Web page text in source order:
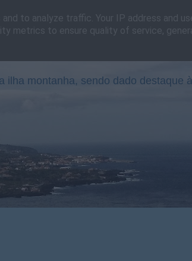
ilha montanha, sendo dado destaque
to analyze traffic. Your IP address and
metrics to ensure quality of service,